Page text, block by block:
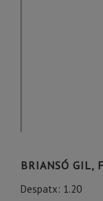
BRIANSÓ GIL,
Despatx: 1.20